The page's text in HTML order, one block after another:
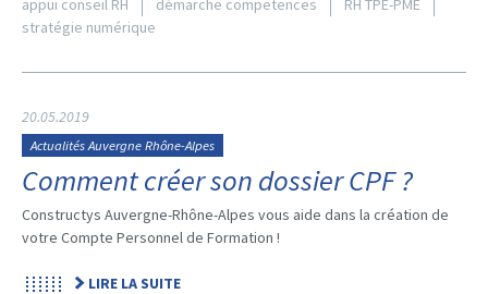
appui conseil RH démarche competences
RH TPE-PME
stratégie numérique
20.05.2019
Actualités Auvergne Rhône-Alpes
Comment créer son dossier CPF ?
Constructys Auvergne-Rhône-Alpes vous aide dans la création de
votre Compte Personnel de Formation !
LIRE LA SUITE